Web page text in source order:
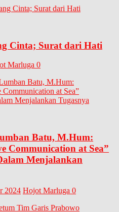
Cinta; Surat dari Hati
Marluga 0
Batu, M.Hum:
Communication at Sea”
Menjalankan
2024 Hojot Marluga 0